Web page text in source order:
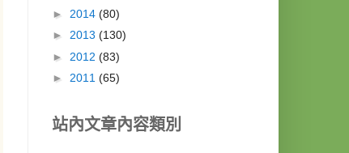
► 2014 (80)
► 2013 (130)
► 2012 (83)
► 2011 (65)
站內文章內容類別